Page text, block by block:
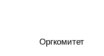
Оргкомитет